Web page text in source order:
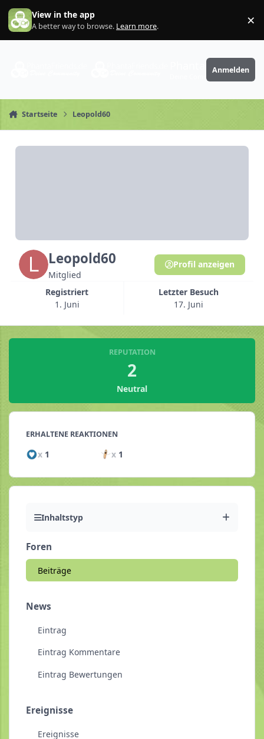
Zum Inhalt springen
View in the app
A better way to browse. Learn more. ×
PhantaFriends.de
Anmelden
Startseite Leopold60
Leopold60
Mitglied
Registriert
1. Juni
Letzter Besuch
17. Juni
Profil anzeigen
REPUTATION
2
Neutral
ERHALTENE REAKTIONEN
x 1 x1
Inhaltstyp
Foren
Beiträge
News
Eintrag
Eintrag Kommentare
Eintrag Bewertungen
Ereignisse
Ereignisse